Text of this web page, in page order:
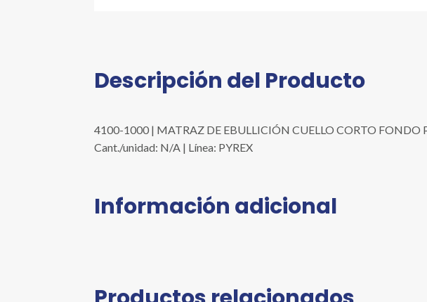
Descripción del Producto
4100-1000 | MATRAZ DE EBULLICIÓN CUELLO CORTO FONDO
Cant./unidad: N/A | Línea: PYREX
Información adicional